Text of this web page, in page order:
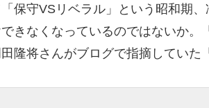
保守VSリベラル」という昭和期
きなくなっているのではないか
田隆将さんがブログで指摘していた